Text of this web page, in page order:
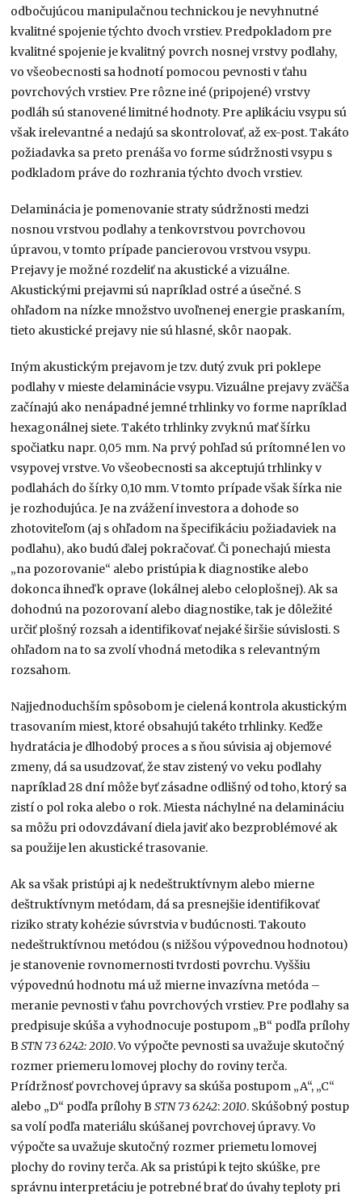
odbočujúcou manipulačnou technickou je nevyhnutné
kvalitné spojenie týchto dvoch vrstiev. Predpokladom pre
kvalitné spojenie je kvalitný povrch nosnej vrstvy podlahy,
vo všeobecnosti sa hodnotí pomocou pevnosti v ťahu
povrchových vrstiev. Pre rôzne iné (pripojené) vrstvy
podláh sú stanovené limitné hodnoty. Pre aplikáciu vsypu sú
však irelevantné a nedajú sa skontrolovať, až ex-post. Takáto
požiadavka sa preto prenáša vo forme súdržnosti vsypu s
podkladom práve do rozhrania týchto dvoch vrstiev.
Delaminácia je pomenovanie straty súdržnosti medzi
nosnou vrstvou podlahy a tenkovrstvou povrchovou
úpravou, v tomto prípade pancierovou vrstvou vsypu.
Prejavy je možné rozdeliť na akustické a vizuálne.
Akustickými prejavmi sú napríklad ostré a úsečné. S
ohľadom na nízke množstvo uvoľnenej energie praskaním,
tieto akustické prejavy nie sú hlasné, skôr naopak.
Iným akustickým prejavom je tzv. dutý zvuk pri poklepe
podlahy v mieste delaminácie vsypu. Vizuálne prejavy zväčša
začínajú ako nenápadné jemné trhlinky vo forme napríklad
hexagonálnej siete. Takéto trhlinky zvyknú mať šírku
spočiatku napr. 0,05 mm. Na prvý pohľad sú prítomné len vo
vsypovej vrstve. Vo všeobecnosti sa akceptujú trhlinky v
podlahách do šírky 0,10 mm. V tomto prípade však šírka nie
je rozhodujúca. Je na zvážení investora a dohode so
zhotoviteľom (aj s ohľadom na špecifikáciu požiadaviek na
podlahu), ako budú ďalej pokračovať. Či ponechajú miesta
„na pozorovanie“ alebo pristúpia k diagnostike alebo
dokonca ihneď k oprave (lokálnej alebo celoplošnej). Ak sa
dohodnú na pozorovaní alebo diagnostike, tak je dôležité
určiť plošný rozsah a identifikovať nejaké širšie súvislosti. S
ohľadom na to sa zvolí vhodná metodika s relevantným
rozsahom.
Najjednoduchším spôsobom je cielená kontrola akustickým
trasovaním miest, ktoré obsahujú takéto trhlinky. Keďže
hydratácia je dlhodobý proces a s ňou súvisia aj objemové
zmeny, dá sa usudzovať, že stav zistený vo veku podlahy
napríklad 28 dní môže byť zásadne odlišný od toho, ktorý sa
zistí o pol roka alebo o rok. Miesta náchylné na delamináciu
sa môžu pri odovzdávaní diela javiť ako bezproblémové ak
sa použije len akustické trasovanie.
Ak sa však pristúpi aj k nedeštruktívnym alebo mierne
deštruktívnym metódam, dá sa presnejšie identifikovať
riziko straty kohézie súvrstvia v budúcnosti. Takouto
nedeštruktívnou metódou (s nižšou výpovednou hodnotou)
je stanovenie rovnomernosti tvrdosti povrchu. Vyššiu
výpovednú hodnotu má už mierne invazívna metóda –
meranie pevnosti v ťahu povrchových vrstiev. Pre podlahy sa
predpisuje skúša a vyhodnocuje postupom „B“ podľa prílohy
BSTN 73 6242: 2010. Vo výpočte pevnosti sa uvažuje skutočný
rozmer priemeru lomovej plochy do roviny terča.
Prídržnosť povrchovej úpravy sa skúša postupom „A“, „C“
alebo „D“ podľa prílohy BSTN 73 6242:2010. Skúšobný postup
sa volí podľa materiálu skúšanej povrchovej úpravy. Vo
výpočte sa uvažuje skutočný rozmer priemetu lomovej
plochy do roviny terča. Ak sa pristúpi k tejto skúške, pre
správnu interpretáciu je potrebné brať do úvahy teploty pri